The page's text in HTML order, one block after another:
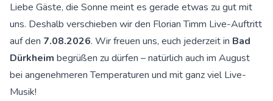
Liebe Gäste, die Sonne meint es gerade etwas zu gut mit
uns. Deshalb verschieben wir den Florian Timm Live-Auftritt
auf den 7.08.2026. Wir freuen uns, euch jederzeit in Bad
Dürkheim begrüßen zu dürfen – natürlich auch im August
bei angenehmeren Temperaturen und mit ganz viel Live-
Musik!